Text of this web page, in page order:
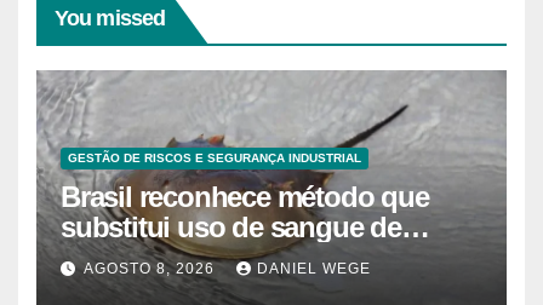
You missed
GESTÃO DE RISCOS E SEGURANÇA INDUSTRIAL
Brasil reconhece método que
substitui uso de sangue de
caranguejo-ferradura em testes
farmacêuticos
AGOSTO 8, 2026 DANIEL WEGE